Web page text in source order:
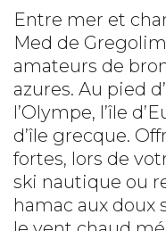
Entre mer et
Med de
amateurs de
azures. Au pied
l’Olympe, l’île
d’île grecque.
fortes, lors de
ski nautique ou
hamac aux doux